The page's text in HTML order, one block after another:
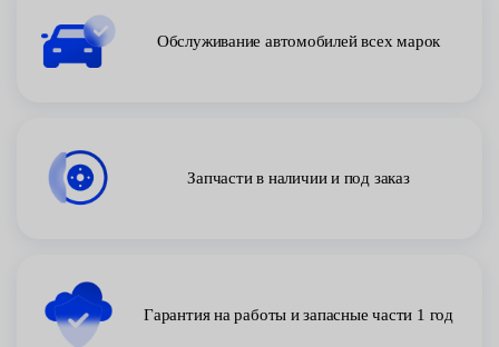
Обслуживание автомобилей всех марок
Запчасти в наличии и под заказ
Гарантия на работы и запасные части 1 год